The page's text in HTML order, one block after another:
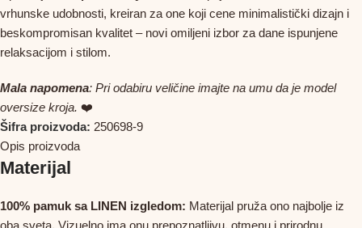
vrhunske udobnosti, kreiran za one koji cene minimalistički dizajn i
beskompromisan kvalitet – novi omiljeni izbor za dane ispunjene
relaksacijom i stilom.
Mala napomena: Pri odabiru veličine imajte na umu da je model
oversize kroja. ❤️
Šifra proizvoda: 250698-9
Opis proizvoda
Materijal
100% pamuk sa LINEN izgledom: Materijal pruža ono najbolje iz
oba sveta. Vizuelno ima onu prepoznatljivu, otmenu i prirodnu